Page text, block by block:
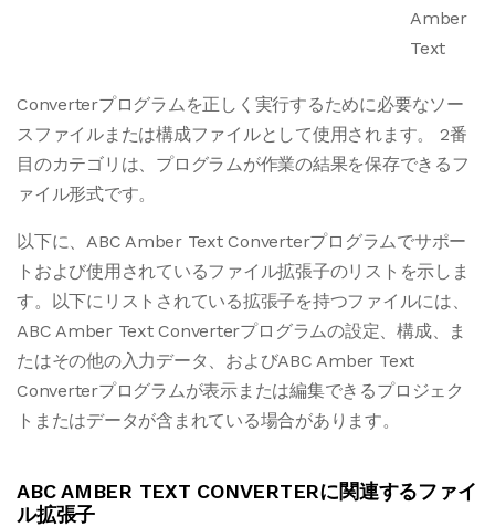
Amber
Text
Converterプログラムを正しく実行するために必要なソー
スファイルまたは構成ファイルとして使用されます。 2番
目のカテゴリは、プログラムが作業の結果を保存できるフ
ァイル形式です。
以下に、ABC Amber Text Converterプログラムでサポー
トおよび使用されているファイル拡張子のリストを示しま
す。以下にリストされている拡張子を持つファイルには、
ABC Amber Text Converterプログラムの設定、構成、ま
たはその他の入力データ、およびABC Amber Text
Converterプログラムが表示または編集できるプロジェク
トまたはデータが含まれている場合があります。
ABC AMBER TEXT CONVERTERに関連するファイ
ル拡張子